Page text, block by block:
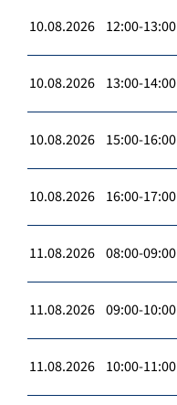
10.08.2026 12:00-13:00
10.08.2026 13:00-14:00
10.08.2026 15:00-16:00
10.08.2026 16:00-17:00
11.08.2026 08:00-09:00
11.08.2026 09:00-10:00
11.08.2026 10:00-11:00